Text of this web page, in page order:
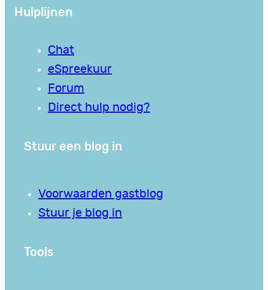
Hulplijnen
Chat
eSpreekuur
Forum
Direct hulp nodig?
Stuur een blog in
Voorwaarden gastblog
Stuur je blog in
Tools